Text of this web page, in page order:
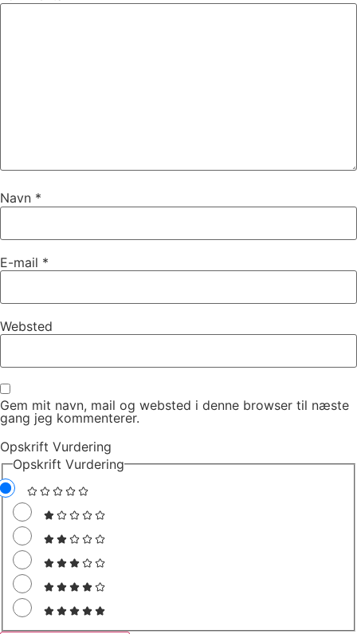
Navn *
E-mail *
Websted
Gem mit navn, mail og websted i denne browser til næste
gang jeg kommenterer.
Opskrift Vurdering
Opskrift Vurdering